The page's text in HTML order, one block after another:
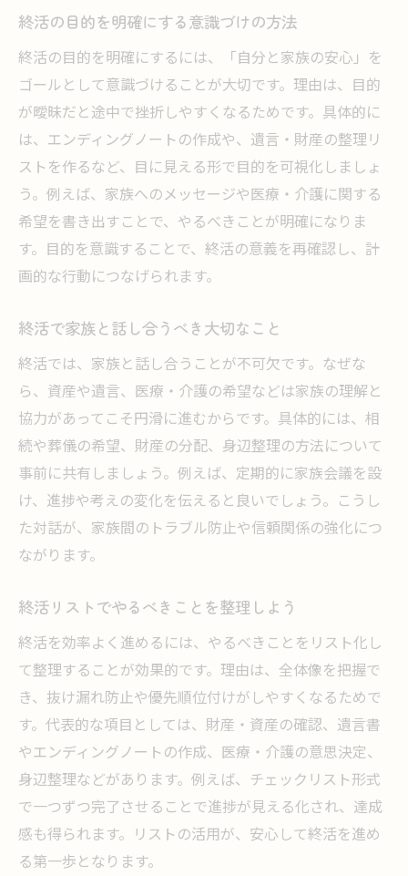
終活の目的を明確にする意識づけの方法
終活の目的を明確にするには、「自分と家族の安心」を
ゴールとして意識づけることが大切です。理由は、目的
が曖昧だと途中で挫折しやすくなるためです。具体的に
は、エンディングノートの作成や、遺言・財産の整理リ
ストを作るなど、目に見える形で目的を可視化しましょ
う。例えば、家族へのメッセージや医療・介護に関する
希望を書き出すことで、やるべきことが明確になりま
す。目的を意識することで、終活の意義を再確認し、計
画的な行動につなげられます。
終活で家族と話し合うべき大切なこと
終活では、家族と話し合うことが不可欠です。なぜな
ら、資産や遺言、医療・介護の希望などは家族の理解と
協力があってこそ円滑に進むからです。具体的には、相
続や葬儀の希望、財産の分配、身辺整理の方法について
事前に共有しましょう。例えば、定期的に家族会議を設
け、進捗や考えの変化を伝えると良いでしょう。こうし
た対話が、家族間のトラブル防止や信頼関係の強化につ
ながります。
終活リストでやるべきことを整理しよう
終活を効率よく進めるには、やるべきことをリスト化し
て整理することが効果的です。理由は、全体像を把握で
き、抜け漏れ防止や優先順位付けがしやすくなるためで
す。代表的な項目としては、財産・資産の確認、遺言書
やエンディングノートの作成、医療・介護の意思決定、
身辺整理などがあります。例えば、チェックリスト形式
で一つずつ完了させることで進捗が見える化され、達成
感も得られます。リストの活用が、安心して終活を進め
る第一歩となります。